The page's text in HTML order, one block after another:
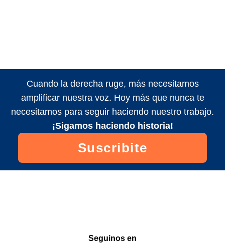
Cuando la derecha ruge, más necesitamos
amplificar nuestra voz. Hoy más que nunca te
necesitamos para seguir haciendo nuestro trabajo.
¡Sigamos haciendo historia!
Suscribite
Seguinos en